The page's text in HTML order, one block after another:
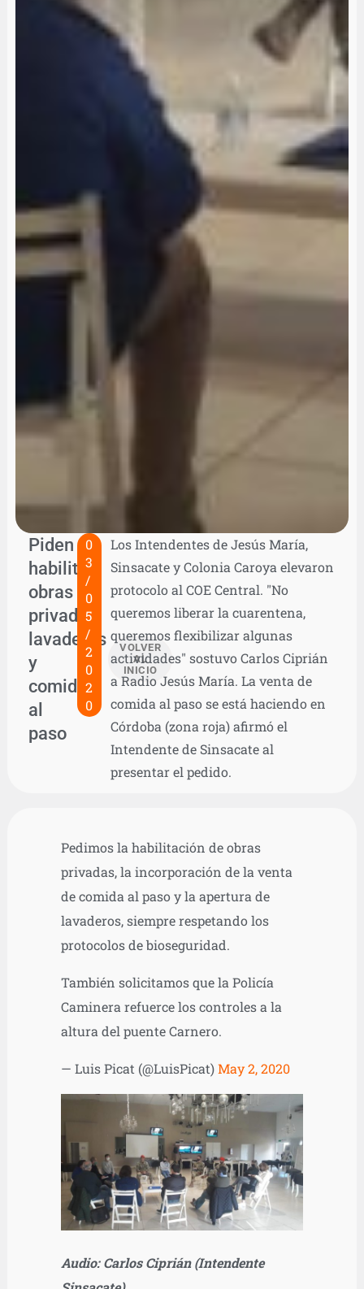
Piden
habilitar
obras
privadas,
lavaderos
y
comida
al
paso
0
3
/
0
5
/
2
0
2
0
VOLVER
AL
INICIO
Los Intendentes de Jesús María,
Sinsacate y Colonia Caroya elevaron
protocolo al COE Central. "No
queremos liberar la cuarentena,
queremos flexibilizar algunas
actividades" sostuvo Carlos Ciprián
a Radio Jesús María. La venta de
comida al paso se está haciendo en
Córdoba (zona roja) afirmó el
Intendente de Sinsacate al
presentar el pedido.
Pedimos la habilitación de obras
privadas, la incorporación de la venta
de comida al paso y la apertura de
lavaderos, siempre respetando los
protocolos de bioseguridad.
También solicitamos que la Policía
Caminera refuerce los controles a la
altura del puente Carnero.
— Luis Picat (@LuisPicat)May 2, 2020
Audio: Carlos Ciprián (Intendente